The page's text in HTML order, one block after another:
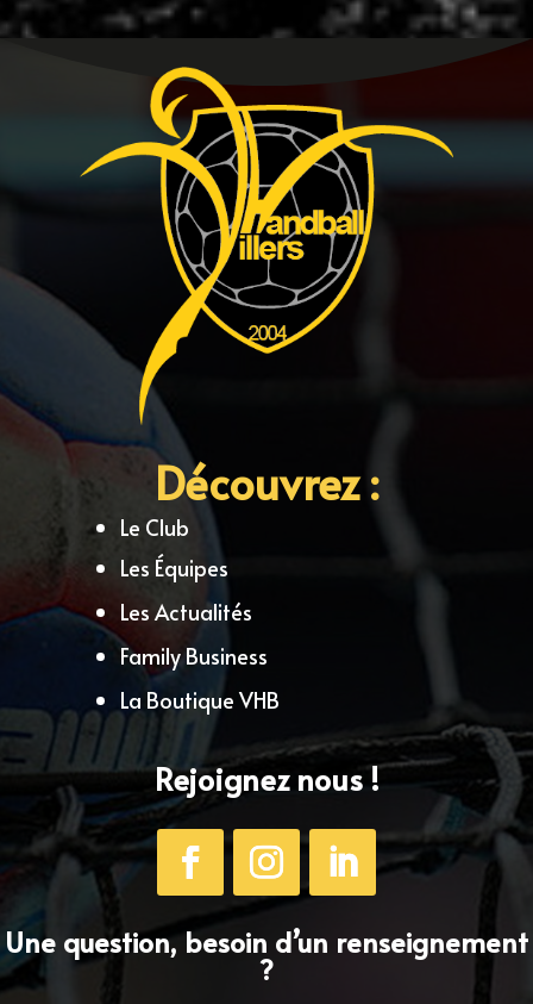
Découvrez :
Le Club
Les Équipes
Les Actualités
Family Business
La Boutique VHB
Rejoignez nous !
Une question, besoin d’un renseignement
?